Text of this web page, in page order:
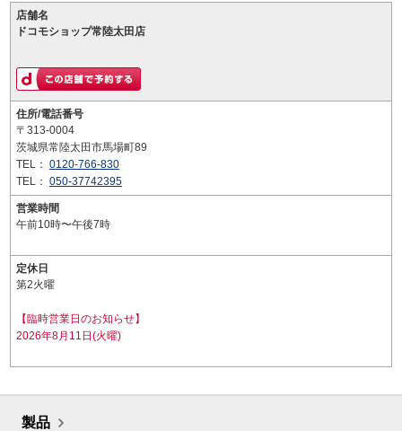
店舗名
ドコモショップ常陸太田店
住所/電話番号
〒313-0004
茨城県常陸太田市馬場町89
TEL： 0120-766-830
TEL： 050-37742395
営業時間
午前10時〜午後7時
定休日
第2火曜
【臨時営業日のお知らせ】
2026年8月11日(火曜)
製品